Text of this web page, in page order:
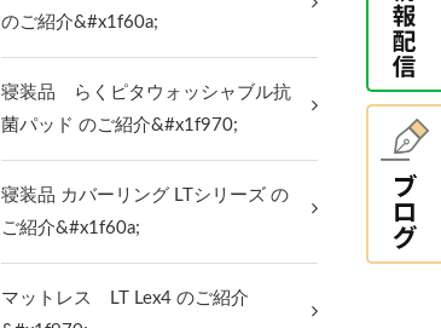
のご紹介&#x1f60a;
寝装品 らくピタウォッシャブル抗
菌パッド のご紹介&#x1f970;
寝装品 カバーリング LTシリーズ の
ご紹介&#x1f60a;
マットレス LT Lex4 のご紹介